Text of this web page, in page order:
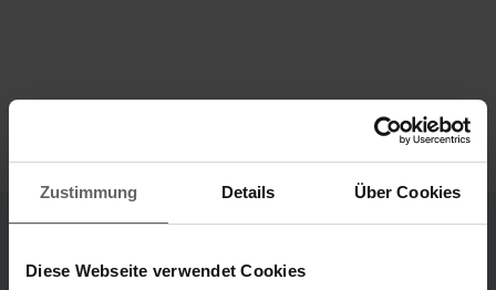
Zustimmung Details Über Cookies
Diese Webseite verwendet Cookies
Divisions